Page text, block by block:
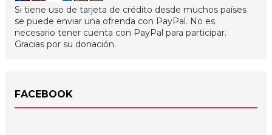
Si tiene uso de tarjeta de crédito desde muchos países
se puede enviar una ofrenda con PayPal. No es
necesario tener cuenta con PayPal para participar.
Gracias por su donación.
FACEBOOK